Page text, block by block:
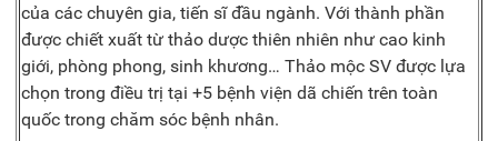
của các chuyên gia, tiến sĩ đầu ngành. Với thành phần
được chiết xuất từ thảo dược thiên nhiên như cao kinh
giới, phòng phong, sinh khương… Thảo mộc SV được lựa
chọn trong điều trị tại +5 bệnh viện dã chiến trên toàn
quốc trong chăm sóc bệnh nhân.